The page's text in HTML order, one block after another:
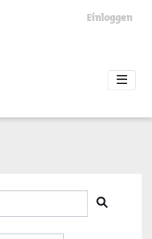
Einloggen